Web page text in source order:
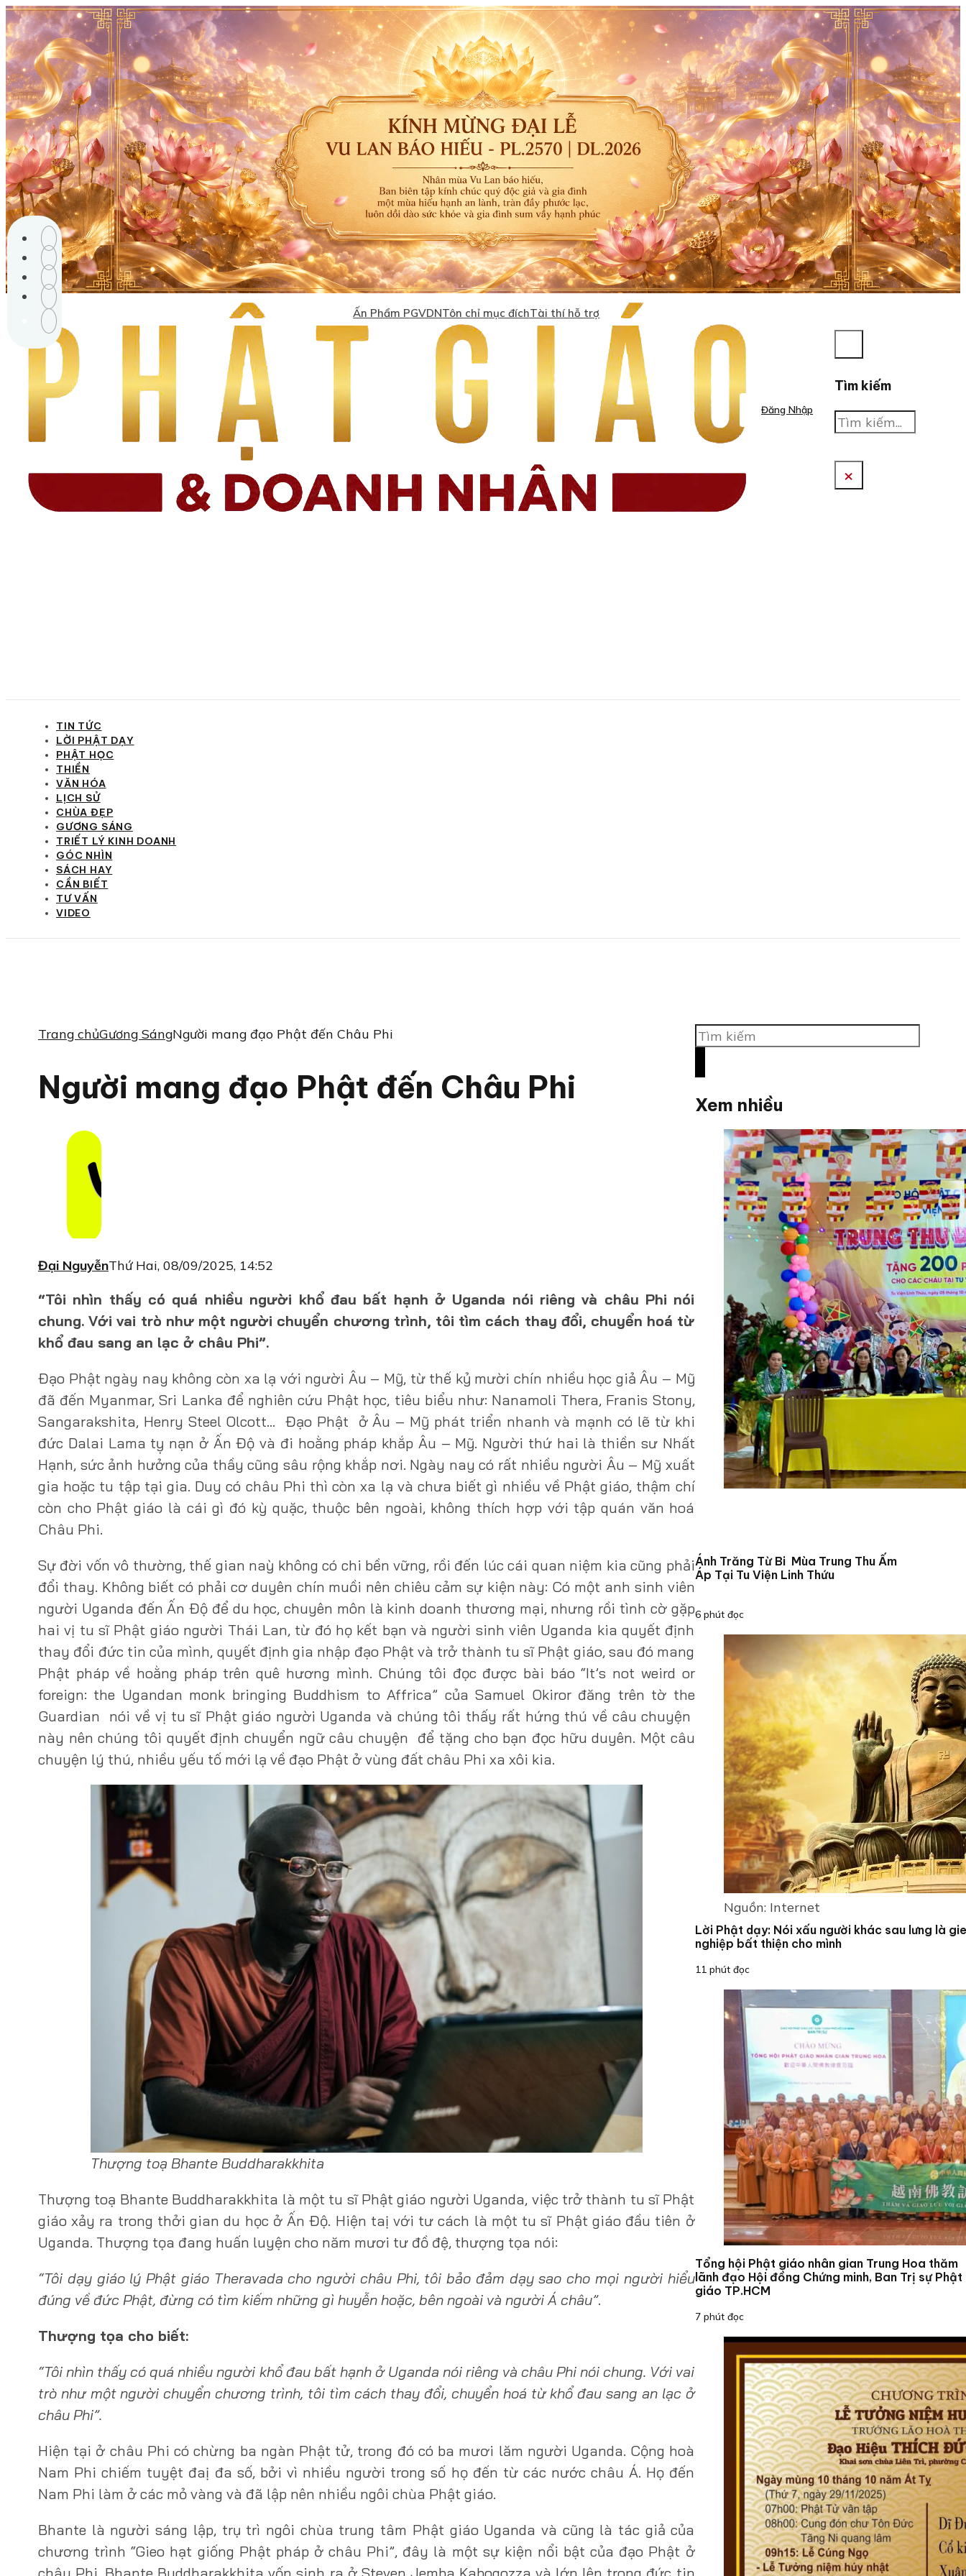
Ấn Phẩm PGVDNTôn chỉ mục đíchTài thí hỗ trợ
Đăng Nhập
Tìm kiếm
Tìm
kiếm
×
TIN TỨC
LỜI PHẬT DẠY
PHẬT HỌC
THIỀN
VĂN HÓA
LỊCH SỬ
CHÙA ĐẸP
GƯƠNG SÁNG
TRIẾT LÝ KINH DOANH
GÓC NHÌN
SÁCH HAY
CẦN BIẾT
TƯ VẤN
VIDEO
Trang chủGương SángNgười mang đạo Phật đến Châu Phi
Người mang đạo Phật đến Châu Phi
Đại NguyễnThứ Hai, 08/09/2025, 14:52
“Tôi nhìn thấy có quá nhiều người khổ đau bất hạnh ở Uganda nói riêng và châu Phi nói
chung. Với vai trò như một người chuyển chương trình, tôi tìm cách thay đổi, chuyển hoá từ
khổ đau sang an lạc ở châu Phi”.
Đạo Phật ngày nay không còn xa lạ với người Âu – Mỹ, từ thế kỷ mười chín nhiều học giả Âu – Mỹ
đã đến Myanmar, Sri Lanka để nghiên cứu Phật học, tiêu biểu như: Nanamoli Thera, Franis Stony,
Sangarakshita, Henry Steel Olcott… Đạo Phật ở Âu – Mỹ phát triển nhanh và mạnh có lẽ từ khi
đức Dalai Lama tỵ nạn ở Ấn Độ và đi hoằng pháp khắp Âu – Mỹ. Người thứ hai là thiền sư Nhất
Hạnh, sức ảnh hưởng của thầy cũng sâu rộng khắp nơi. Ngày nay có rất nhiều người Âu – Mỹ xuất
gia hoặc tu tập tại gia. Duy có châu Phi thì còn xa lạ và chưa biết gì nhiều về Phật giáo, thậm chí
còn cho Phật giáo là cái gì đó kỳ quặc, thuộc bên ngoài, không thích hợp với tập quán văn hoá
Châu Phi.
Sự đời vốn vô thường, thế gian naỳ không có chi bền vững, rồi đến lúc cái quan niệm kia cũng phải
đổi thay. Không biết có phải cơ duyên chín muồi nên chiêu cảm sự kiện này: Có một anh sinh viên
người Uganda đến Ấn Độ để du học, chuyên môn là kinh doanh thương mại, nhưng rồi tình cờ gặp
hai vị tu sĩ Phật giáo người Thái Lan, từ đó họ kết bạn và người sinh viên Uganda kia quyết định
thay đổi đức tin của mình, quyết định gia nhập đạo Phật và trở thành tu sĩ Phật giáo, sau đó mang
Phật pháp về hoằng pháp trên quê hương mình. Chúng tôi đọc được bài báo “It’s not weird or
foreign: the Ugandan monk bringing Buddhism to Affrica” của Samuel Okiror đăng trên tờ the
Guardian nói về vị tu sĩ Phật giáo người Uganda và chúng tôi thấy rất hứng thú về câu chuyện
này nên chúng tôi quyết định chuyển ngữ câu chuyện để tặng cho bạn đọc hữu duyên. Một câu
chuyện lý thú, nhiều yếu tố mới lạ về đạo Phật ở vùng đất châu Phi xa xôi kia.
Thượng toạ Bhante Buddharakkhita
Thượng toạ Bhante Buddharakkhita là một tu sĩ Phật giáo người Uganda, việc trở thành tu sĩ Phật
giáo xảy ra trong thởi gian du học ở Ấn Độ. Hiện taị với tư cách là một tu sĩ Phật giáo đầu tiên ở
Uganda. Thượng tọa đang huấn luyện cho năm mươi tư đồ đệ, thượng tọa nói:
“Tôi dạy giáo lý Phật giáo Theravada cho người châu Phi, tôi bảo đảm dạy sao cho mọi người hiểu
đúng về đức Phật, đừng có tìm kiếm những gì huyễn hoặc, bên ngoài và người Á châu”.
Thượng tọa cho biết:
“Tôi nhìn thấy có quá nhiều người khổ đau bất hạnh ở Uganda nói riêng và châu Phi nói chung. Với vai
trò như một người chuyển chương trình, tôi tìm cách thay đổi, chuyển hoá từ khổ đau sang an lạc ở
châu Phi”.
Hiện tại ở châu Phi có chừng ba ngàn Phật tử, trong đó có ba mươi lăm người Uganda. Cộng hoà
Nam Phi chiếm tuyệt đaị đa số, bởi vì nhiều người trong số họ đến từ các nước châu Á. Họ đến
Nam Phi làm ở các mỏ vàng và đã lập nên nhiều ngôi chùa Phật giáo.
Bhante là người sáng lập, trụ trì ngôi chùa trung tâm Phật giáo Uganda và cũng là tác giả của
chương trình “Gieo hạt giống Phật pháp ở châu Phi”, đây là một sự kiện nổi bật của đạo Phật ở
Tìm
kiếm
Xem nhiều
Ánh Trăng Từ Bi Mùa Trung Thu Ấm
Áp Tại Tu Viện Linh Thứu
6 phút đọc
Nguồn: Internet
Lời Phật dạy: Nói xấu người khác sau lưng là
nghiệp bất thiện cho mình
11 phút đọc
Tổng hội Phật giáo nhân gian Trung Hoa thăm
lãnh đạo Hội đồng Chứng minh, Ban Trị sự Phật
giáo TP.HCM
7 phút đọc